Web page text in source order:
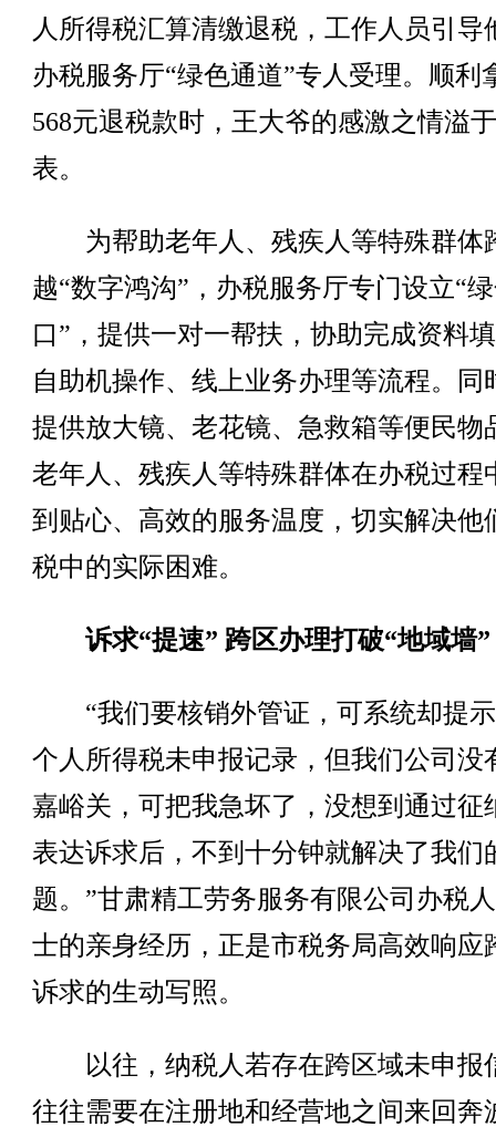
人所得税汇算清缴退税，工作人员引导
办税服务厅“绿色通道”专人受理。顺利
568元退税款时，王大爷的感激之情溢
表。
为帮助老年人、残疾人等特殊群体
越“数字鸿沟”，办税服务厅专门设立“
口”，提供一对一帮扶，协助完成资料
自助机操作、线上业务办理等流程。同
提供放大镜、老花镜、急救箱等便民物
老年人、残疾人等特殊群体在办税过程
到贴心、高效的服务温度，切实解决他
税中的实际困难。
诉求“提速” 跨区办理打破“地域墙”
“我们要核销外管证，可系统却提
个人所得税未申报记录，但我们公司没
嘉峪关，可把我急坏了，没想到通过征
表达诉求后，不到十分钟就解决了我们
题。”甘肃精工劳务服务有限公司办税
士的亲身经历，正是市税务局高效响应
诉求的生动写照。
以往，纳税人若存在跨区域未申报
往往需要在注册地和经营地之间来回奔